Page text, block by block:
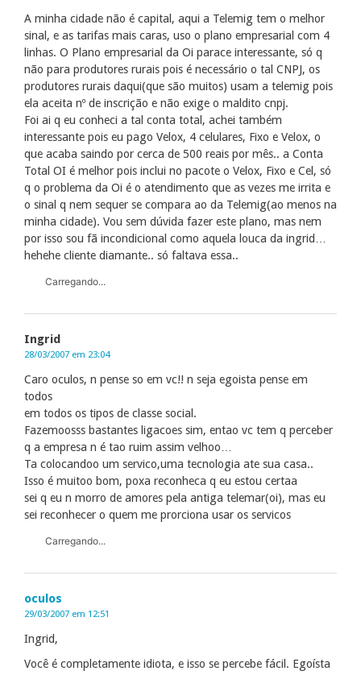
A minha cidade não é capital, aqui a Telemig tem o melhor
sinal, e as tarifas mais caras, uso o plano empresarial com 4
linhas. O Plano empresarial da Oi parace interessante, só q
não para produtores rurais pois é necessário o tal CNPJ, os
produtores rurais daqui(que são muitos) usam a telemig pois
ela aceita nº de inscrição e não exige o maldito cnpj.
Foi ai q eu conheci a tal conta total, achei também
interessante pois eu pago Velox, 4 celulares, Fixo e Velox, o
que acaba saindo por cerca de 500 reais por mês.. a Conta
Total OI é melhor pois inclui no pacote o Velox, Fixo e Cel, só
q o problema da Oi é o atendimento que as vezes me irrita e
o sinal q nem sequer se compara ao da Telemig(ao menos na
minha cidade). Vou sem dúvida fazer este plano, mas nem
por isso sou fã incondicional como aquela louca da ingrid…
hehehe cliente diamante.. só faltava essa..
Carregando...
Ingrid
28/03/2007 em 23:04
Caro oculos, n pense so em vc!! n seja egoista pense em
todos
em todos os tipos de classe social.
Fazemoosss bastantes ligacoes sim, entao vc tem q perceber
q a empresa n é tao ruim assim velhoo…
Ta colocandoo um servico,uma tecnologia ate sua casa..
Isso é muitoo bom, poxa reconheca q eu estou certaa
sei q eu n morro de amores pela antiga telemar(oi), mas eu
sei reconhecer o quem me prorciona usar os servicos
Carregando...
oculos
29/03/2007 em 12:51
Ingrid,
Você é completamente idiota, e isso se percebe fácil. Egoísta